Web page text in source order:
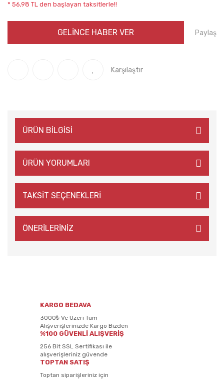
* 56,98 TL den başlayan taksitlerle!!
GELİNCE HABER VER Paylaş
Karşılaştır
ÜRÜN BİLGİSİ
ÜRÜN YORUMLARI
TAKSİT SEÇENEKLERİ
ÖNERİLERİNİZ
KARGO BEDAVA
3000₺ Ve Üzeri Tüm
Alışverişlerinizde Kargo Bizden
%100 GÜVENLİ ALIŞVERİŞ
256 Bit SSL Sertifikası ile
alışverişleriniz güvende
TOPTAN SATIŞ
Toptan siparişleriniz için